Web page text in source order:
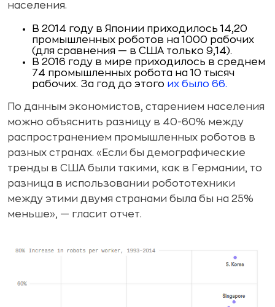
населения.
В 2014 году в Японии приходилось 14,20
промышленных роботов на 1000 рабочих
(для сравнения — в США только 9,14).
В 2016 году в мире приходилось в среднем
74 промышленных робота на 10 тысяч
рабочих. За год до этого их было 66.
По данным экономистов, старением населения
можно объяснить разницу в 40-60% между
распространением промышленных роботов в
разных странах. «Если бы демографические
тренды в США были такими, как в Германии, то
разница в использовании робототехники
между этими двумя странами была бы на 25%
меньше», — гласит отчет.